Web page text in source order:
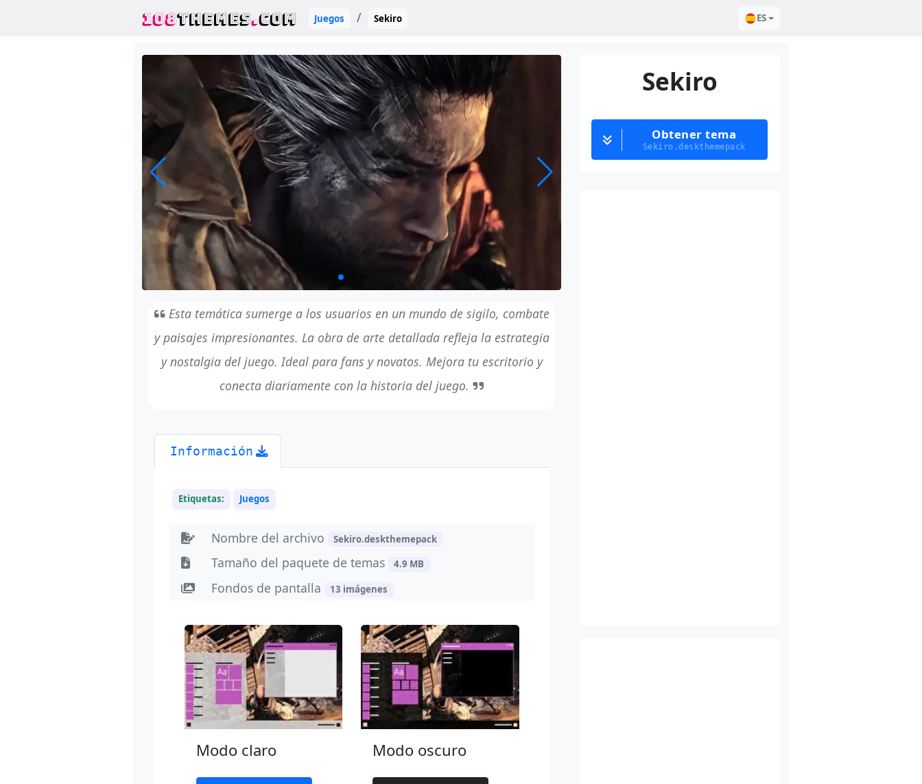
108THEMES.COM Juegos Sekiro ES
Esta temática sumerge a los usuarios en un mundo de sigilo, combate
y paisajes impresionantes. La obra de arte detallada refleja la estrategia
y nostalgia del juego. Ideal para fans y novatos. Mejora tu escritorio y
conecta diariamente con la historia del juego.
Información
Etiquetas: Juegos
Nombre del archivo Sekiro.deskthemepack
Tamaño del paquete de temas 4.9 MB
Fondos de pantalla 13 imágenes
Modo claro Modo oscuro
Sekiro
Obtener tema
Sekiro.deskthemepack